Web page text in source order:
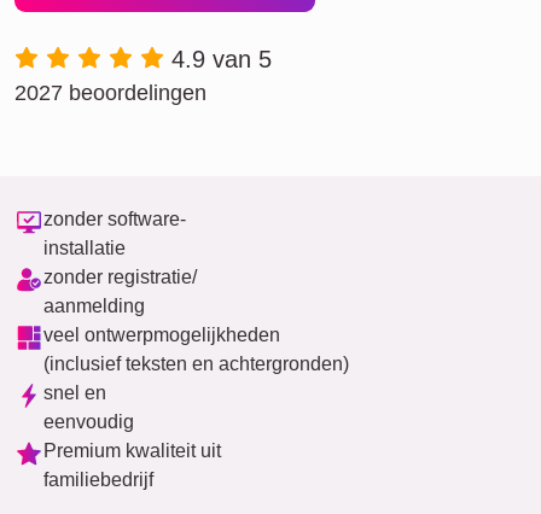
4.9 van 5
2027 beoordelingen
zonder software-
installatie
zonder registratie/
aanmelding
veel ontwerpmogelijkheden
(inclusief teksten en achtergronden)
snel en
eenvoudig
Premium kwaliteit uit
familiebedrijf